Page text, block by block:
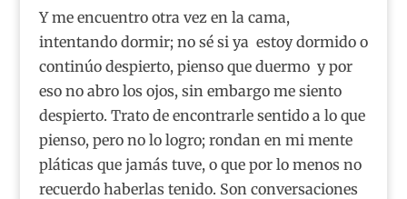
Y me encuentro otra vez en la cama,
intentando dormir; no sé si ya estoy dormido o
continúo despierto, pienso que duermo y por
eso no abro los ojos, sin embargo me siento
despierto. Trato de encontrarle sentido a lo que
pienso, pero no lo logro; rondan en mi mente
pláticas que jamás tuve, o que por lo menos no
recuerdo haberlas tenido. Son conversaciones